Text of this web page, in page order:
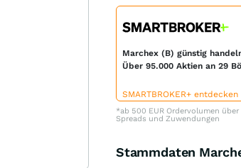
Marchex (B) günstig
Über 95.000 Aktien an 29
SMARTBROKER+ entdecken
*ab 500 EUR Ordervolumen
Spreads und Zuwendungen
Stammdaten